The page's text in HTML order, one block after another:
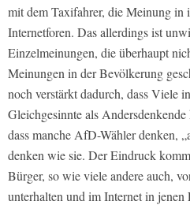
mit dem Taxifahrer, die Meinung in
Internetforen. Das allerdings ist
Einzelmeinungen, die überhaupt
Meinungen in der Bevölkerung
noch verstärkt dadurch, dass Viele
Gleichgesinnte als
dass manche AfD-Wähler denken,
denken wie sie. Der Eindruck
Bürger, so wie viele andere auch,
unterhalten und im Internet in jenen